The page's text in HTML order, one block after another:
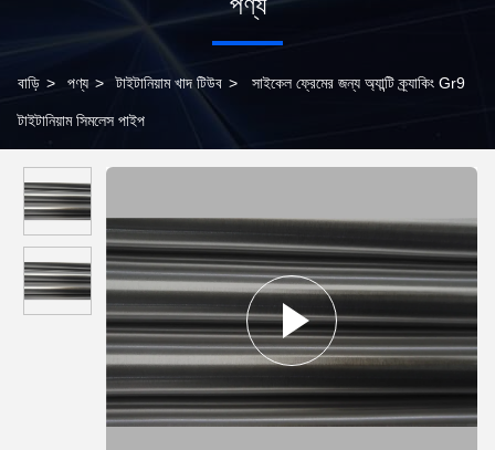
বাড়ি > পণ্য > টাইটানিয়াম খাদ টিউব > সাইকেল ফ্রেমের জন্য অ্যান্টি ক্র্যাকিং Gr9
টাইটানিয়াম সিমলেস পাইপ